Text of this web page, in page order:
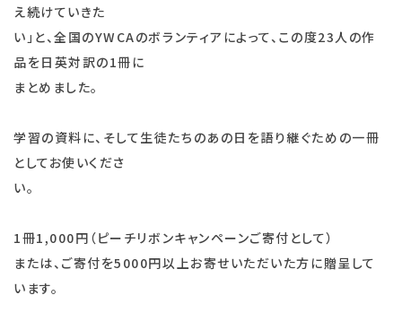
え続けていきた
い」と、全国のYWCAのボランティアによって、この度23人の作
品を日英対訳の1冊に
まとめました。
学習の資料に、そして生徒たちのあの日を語り継ぐための一冊
としてお使いくださ
い。
1冊1,000円（ピーチリボンキャンペーンご寄付として）
または、ご寄付を5000円以上お寄せいただいた方に贈呈して
います。